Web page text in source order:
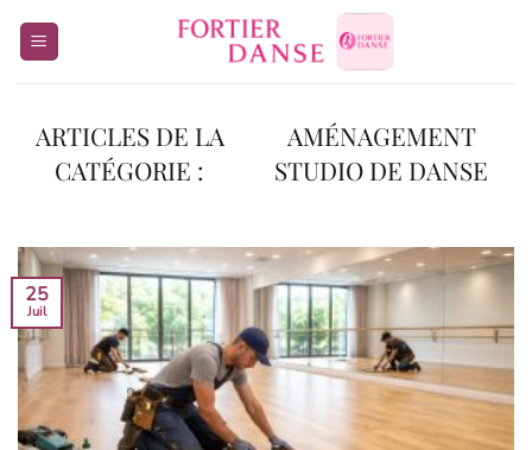
AMÉNAGEMENT
STUDIO DE DANSE
25
Juil